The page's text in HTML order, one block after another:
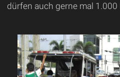
dürfen auch gerne mal 1.000